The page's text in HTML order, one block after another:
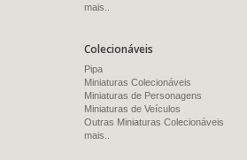
mais..
Colecionáveis
Pipa
Miniaturas Colecionáveis
Miniaturas de Personagens
Miniaturas de Veículos
Outras Miniaturas Colecionáveis
mais..